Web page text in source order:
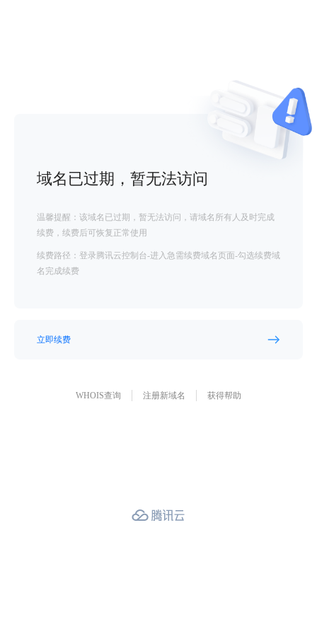
域名已过期，暂无法访问
温馨提醒：该域名已过期，暂无法访问，请域名所有人及时完成
续费，续费后可恢复正常使用
续费路径：登录腾讯云控制台-进入急需续费域名页面-勾选续费域
名完成续费
立即续费
WHOIS查询 注册新域名 获得帮助